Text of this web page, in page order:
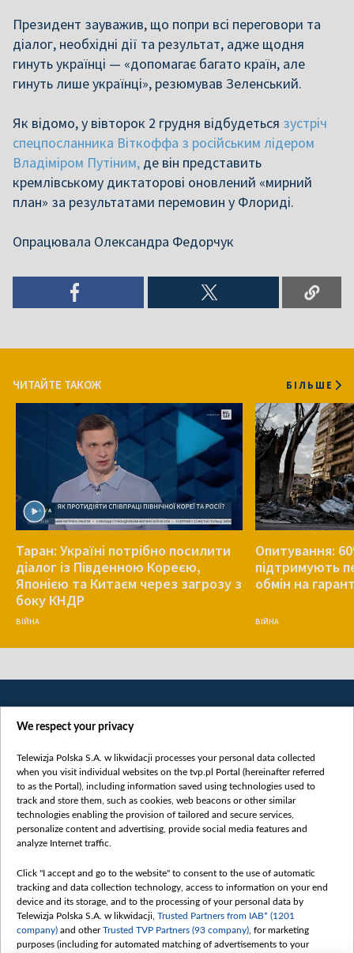
Президент зауважив, що попри всі переговори та
діалог, необхідні дії та результат, адже щодня
гинуть українці — «допомагає багато країн, але
гинуть лише українці», резюмував Зеленський.
Як відомо, у вівторок 2 грудня відбудеться зустріч
спецпосланника Віткоффа з російським лідером
Владіміром Путіним, де він представить
кремлівському диктаторові оновлений «мирний
план» за результатами перемовин у Флориді.
Опрацювала Олександра Федорчук
ЧИТАЙТЕ ТАКОЖ БІЛЬШЕ
Таран: Україні потрібно посилити
діалог із Південною Кореєю,
Японією та Китаєм через загрозу з
боку КНДР
ВІЙНА
Опитування:
підтримують
обмін на
ВІЙНА
Категорії
Новини
Докладно
Погляд
Цікаво
Slawa.tv
We respect your privacy
Telewizja Polska S.A. w likwidacji processes your personal data collected
when you visit individual websites on the tvp.pl Portal (hereinafter referred
to as the Portal), including information saved using technologies used to
track and store them, such as cookies, web beacons or other similar
technologies enabling the provision of tailored and secure services,
personalize content and advertising, provide social media features and
analyze Internet traffic.
Click "I accept and go to the website" to consent to the use of automatic
tracking and data collection technology, access to information on your end
device and its storage, and to the processing of your personal data by
Telewizja Polska S.A. w likwidacji, Trusted Partners from IAB* (1201
company) and otherTrusted TVP Partners (93 company) , for marketing
purposes (including for automated matching of advertisements to your